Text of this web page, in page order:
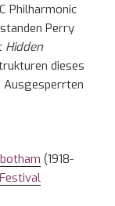
Philharmonic
Perry
Hidden
dieses
Ausgesperrten
(1918-